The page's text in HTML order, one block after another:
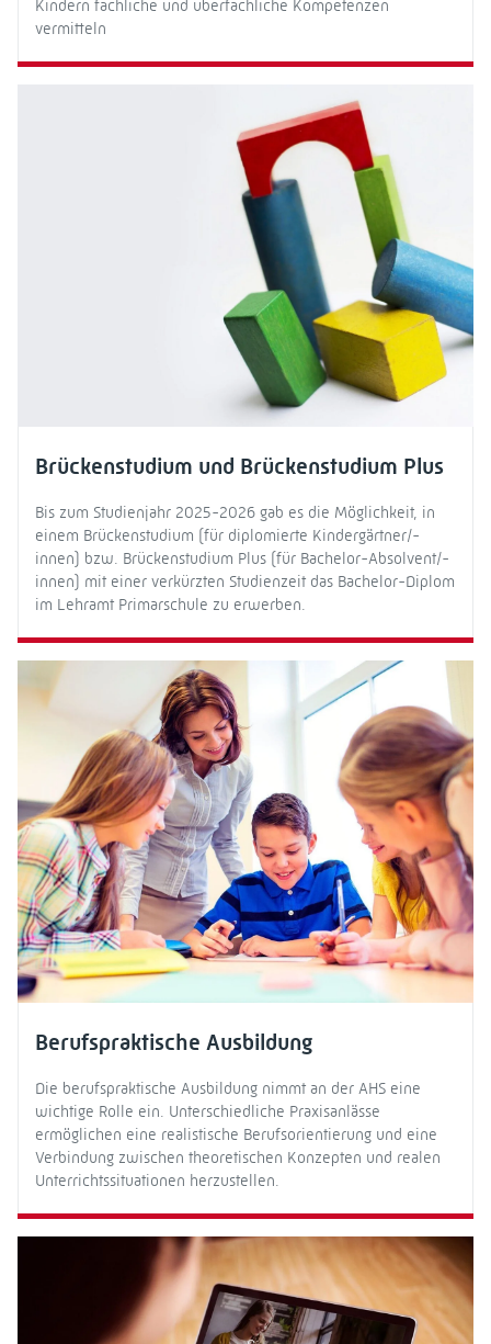
Kindern fachliche und überfachliche Kompetenzen
vermitteln
Brückenstudium und Brückenstudium Plus
Bis zum Studienjahr 2025-2026 gab es die Möglichkeit, in
einem Brückenstudium (für diplomierte Kindergärtner/-
innen) bzw. Brückenstudium Plus (für Bachelor-Absolvent/-
innen) mit einer verkürzten Studienzeit das Bachelor-Diplom
im Lehramt Primarschule zu erwerben.
Berufspraktische Ausbildung
Die berufspraktische Ausbildung nimmt an der AHS eine
wichtige Rolle ein. Unterschiedliche Praxisanlässe
ermöglichen eine realistische Berufsorientierung und eine
Verbindung zwischen theoretischen Konzepten und realen
Unterrichtssituationen herzustellen.